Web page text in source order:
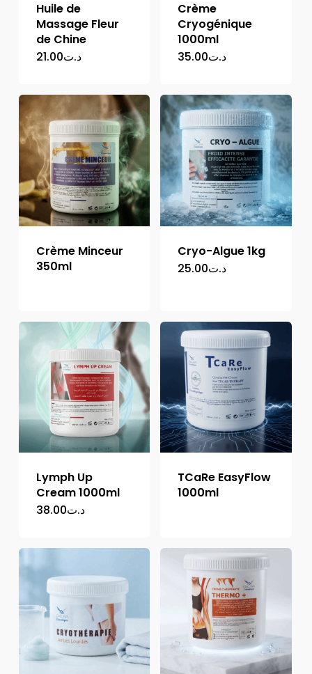
Huile de
Massage Fleur
de Chine
د.ت21.00
Crème
Cryogénique
1000ml
د.ت35.00
Crème Minceur
350ml
Cryo-Algue 1kg
د.ت25.00
Lymph Up
Cream 1000ml
د.ت38.00
TCaRe EasyFlow
1000ml